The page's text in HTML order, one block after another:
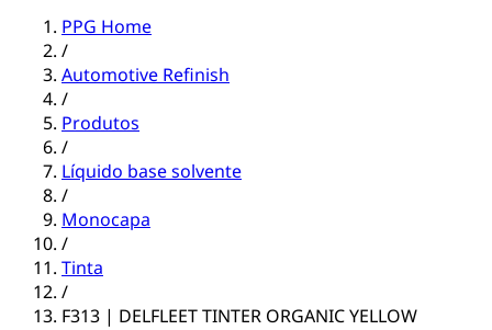
PPG Home
/
Automotive Refinish
/
Produtos
/
Líquido base solvente
/
Monocapa
/
Tinta
/
F313 | DELFLEET TINTER ORGANIC YELLOW